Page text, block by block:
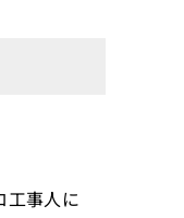
事人に